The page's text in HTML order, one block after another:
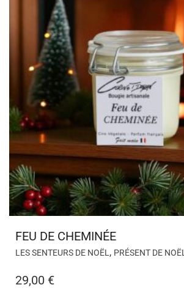
FEU DE CHEMINÉE
LES SENTEURS DE NOËL , PRÉSENT DE NOËL
29,00 €